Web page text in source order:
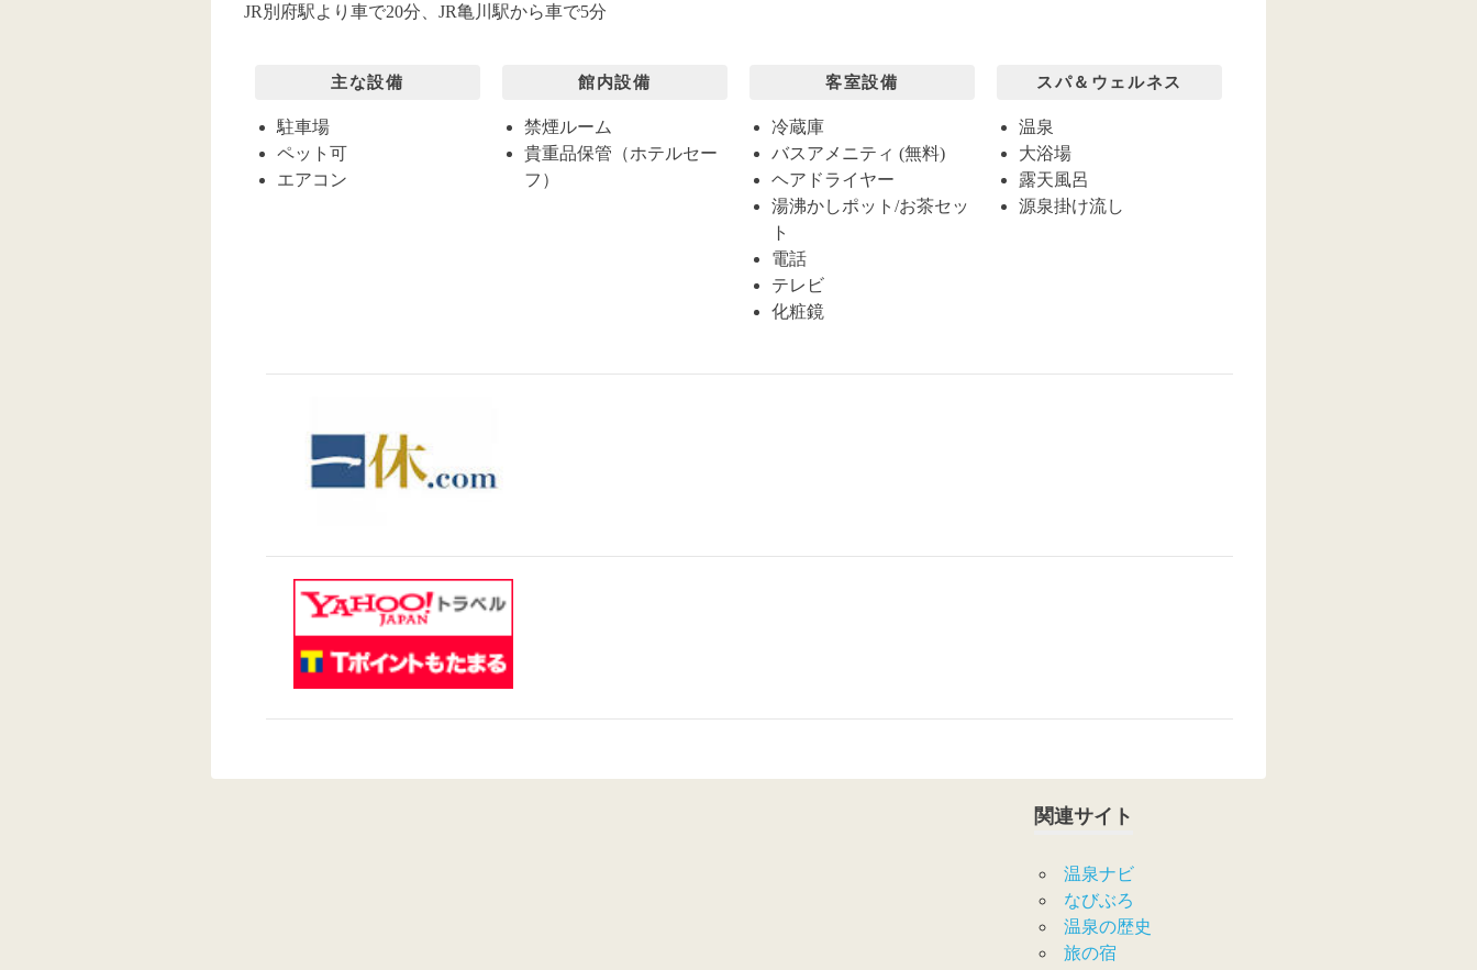
JR別府駅より車で20分、JR亀川駅から車で5分
主な設備
駐車場
ペット可
エアコン
館内設備
禁煙ルーム
貴重品保管（ホテルセー
フ）
客室設備
冷蔵庫
バスアメニティ (無料)
ヘアドライヤー
湯沸かしポット/お茶セッ
ト
電話
テレビ
化粧鏡
スパ＆ウェルネス
温泉
大浴場
露天風呂
源泉掛け流し
関連サイト
温泉ナビ
なびぶろ
温泉の歴史
旅の宿